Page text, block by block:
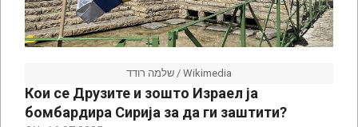
שלמה רודד / Wikimedia
Кои се Друзите и зошто Израел ја
бомбардира Сирија за да ги заштити?